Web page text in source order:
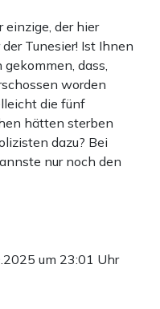
einzige, der hier
Tunesier! Ist Ihnen
dass,
worden
die fünf
hätten sterben
dazu? Bei
nur noch den
um 23:01 Uhr